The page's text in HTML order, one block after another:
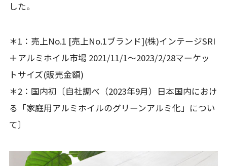
した。
＊1：売上No.1 [売上No.1ブランド](株)インテージSRI
＋アルミホイル市場 2021/11/1〜2023/2/28マーケッ
トサイズ(販売⾦額)
＊2：国内初〔⾃社調べ（2023年9⽉）⽇本国内におけ
る「家庭⽤アルミホイルのグリーンアルミ化」につい
て〕